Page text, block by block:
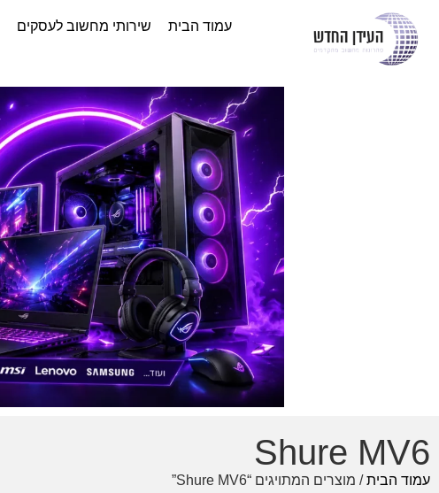
עמוד הבית שירותי מחשוב לעסקים
Shure MV6
עמוד הבית/ מוצרים המתויגים “Shure MV6”